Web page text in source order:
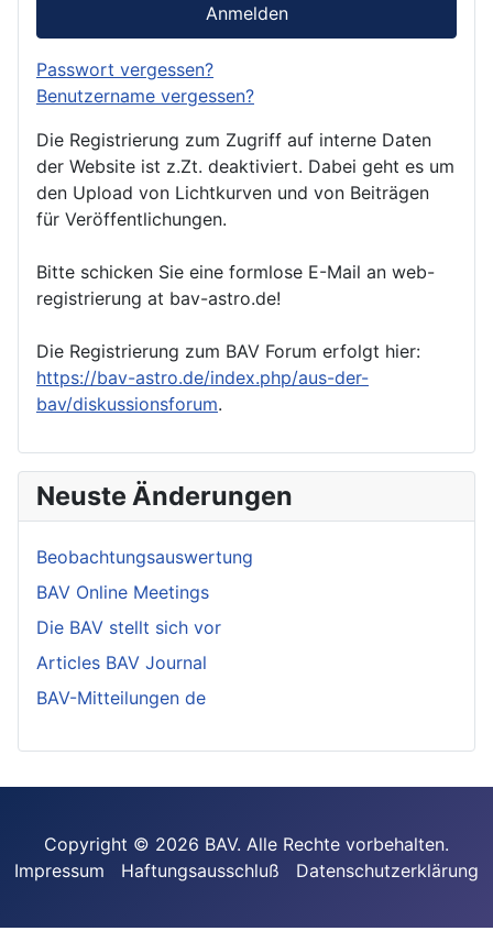
Anmelden
Passwort vergessen?
Benutzername vergessen?
Die Registrierung zum Zugriff auf interne Daten
der Website ist z.Zt. deaktiviert. Dabei geht es um
den Upload von Lichtkurven und von Beiträgen
für Veröffentlichungen.
Bitte schicken Sie eine formlose E-Mail an web-
registrierung at bav-astro.de!
Die Registrierung zum BAV Forum erfolgt hier:
https://bav-astro.de/index.php/aus-der-
bav/diskussionsforum.
Neuste Änderungen
Beobachtungsauswertung
BAV Online Meetings
Die BAV stellt sich vor
Articles BAV Journal
BAV-Mitteilungen de
Copyright © 2026 BAV. Alle Rechte vorbehalten.
Impressum
Haftungsausschluß Datenschutzerklärung